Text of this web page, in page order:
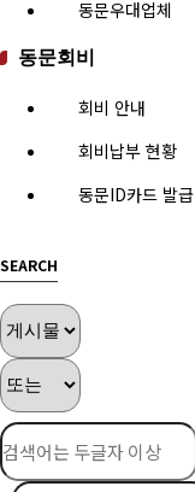
동문우대업체
동문회비
회비 안내
회비납부 현황
동문ID카드 발급
SEARCH